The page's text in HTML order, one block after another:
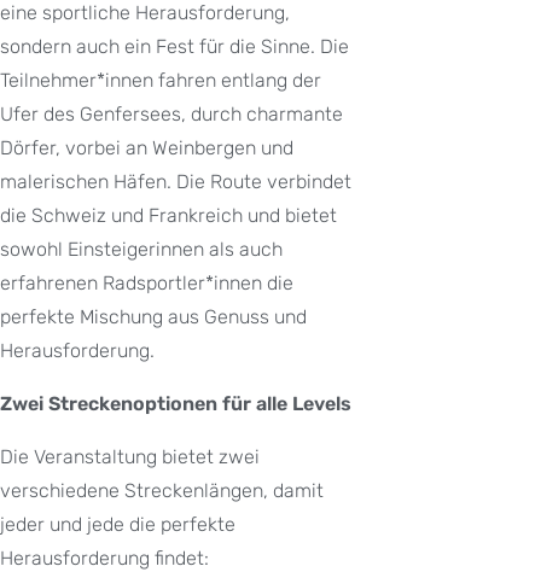
eine sportliche Herausforderung,
sondern auch ein Fest für die Sinne. Die
Teilnehmer*innen fahren entlang der
Ufer des Genfersees, durch charmante
Dörfer, vorbei an Weinbergen und
malerischen Häfen. Die Route verbindet
die Schweiz und Frankreich und bietet
sowohl Einsteigerinnen als auch
erfahrenen Radsportler*innen die
perfekte Mischung aus Genuss und
Herausforderung.
Zwei Streckenoptionen für alle Levels
Die Veranstaltung bietet zwei
verschiedene Streckenlängen, damit
jeder und jede die perfekte
Herausforderung findet: